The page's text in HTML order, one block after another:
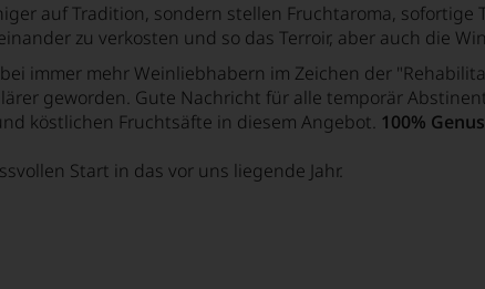
auf Tradition, sondern stellen Fruchtaroma,
zu verkosten und so das Terroir, aber auch die
immer mehr Weinliebhabern im Zeichen der
geworden. Gute Nachricht für alle temporär
köstlichen Fruchtsäfte in diesem Angebot. 100%
Start in das vor uns liegende Jahr.